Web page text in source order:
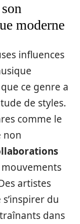
moderne
influences
ce genre a
de styles.
comme le
non
artistes
du
dans